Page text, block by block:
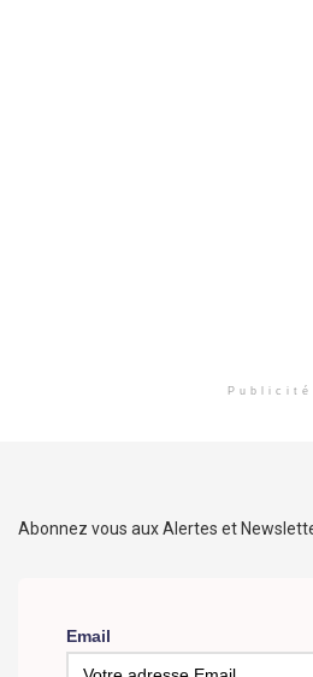
Publicité
Abonnez vous aux Alertes et
Email